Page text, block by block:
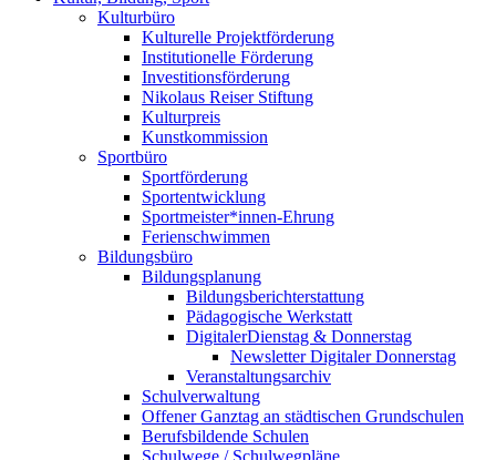
Kulturbüro
Kulturelle Projektförderung
Institutionelle Förderung
Investitionsförderung
Nikolaus Reiser Stiftung
Kulturpreis
Kunstkommission
Sportbüro
Sportförderung
Sportentwicklung
Sportmeister*innen-Ehrung
Ferienschwimmen
Bildungsbüro
Bildungsplanung
Bildungsberichterstattung
Pädagogische Werkstatt
DigitalerDienstag & Donnerstag
Newsletter Digitaler Donnerstag
Veranstaltungsarchiv
Schulverwaltung
Offener Ganztag an städtischen Grundschulen
Berufsbildende Schulen
Schulwege / Schulwegpläne